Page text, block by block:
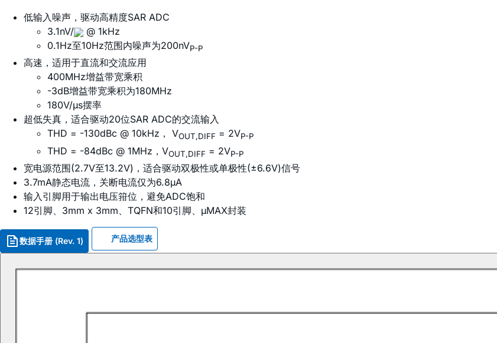
低输入噪声，驱动高精度SAR ADC
3.1nV/
@ 1kHz
0.1Hz至10Hz范围内噪声为200nVP-P
高速，适用于直流和交流应用
400MHz增益带宽乘积
-3dB增益带宽乘积为180MHz
180V/µs摆率
超低失真，适合驱动20位SAR ADC的交流输入
THD = -130dBc @ 10kHz， VOUT,DIFF = 2VP-P
THD = -84dBc @ 1MHz，VOUT,DIFF = 2VP-P
宽电源范围(2.7V至13.2V)，适合驱动双极性或单极性(±6.6V)信号
3.7mA静态电流，关断电流仅为6.8µA
输入引脚用于输出电压箝位，避免ADC饱和
12引脚、3mm x 3mm、TQFN和10引脚、µMAX封装
数据手册 (Rev. 1) 产品选型表